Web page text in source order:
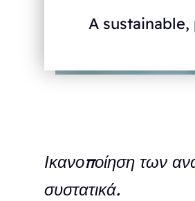
A
Ικανοποίηση των
συστατικά.